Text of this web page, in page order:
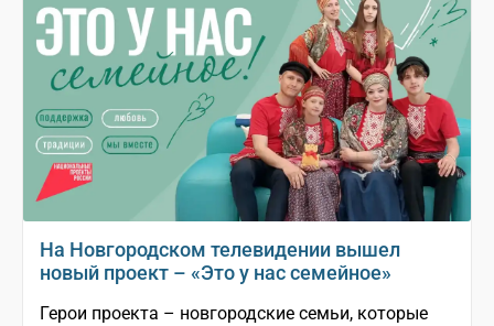
На Новгородском телевидении вышел
новый проект – «Это у нас семейное»
Герои проекта – новгородские семьи, которые